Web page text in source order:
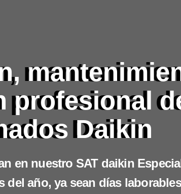
profesional
Daikin
en nuestro SAT daikin
del año, ya sean días